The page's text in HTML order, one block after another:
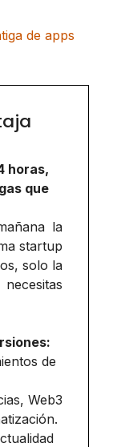
de apps
horas,
que
la
startup
solo la
de
Web3